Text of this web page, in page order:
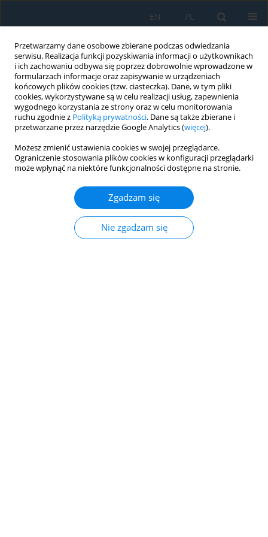
Przetwarzamy dane osobowe zbierane podczas odwiedzania
serwisu. Realizacja funkcji pozyskiwania informacji o użytkownikach
i ich zachowaniu odbywa się poprzez dobrowolnie wprowadzone w
formularzach informacje oraz zapisywanie w urządzeniach
końcowych plików cookies (tzw. ciasteczka). Dane, w tym pliki
cookies, wykorzystywane są w celu realizacji usług, zapewnienia
wygodnego korzystania ze strony oraz w celu monitorowania
ruchu zgodnie z Polityką prywatności. Dane są także zbierane i
przetwarzane przez narzędzie Google Analytics (więcej).
Możesz zmienić ustawienia cookies w swojej przeglądarce.
Ograniczenie stosowania plików cookies w konfiguracji przeglądarki
może wpłynąć na niektóre funkcjonalności dostępne na stronie.
Zgadzam się
Nie zgadzam się
PL
EN
Słowo kluczoweCement plant
Thermodynamic analysis of a waste heat
recovery power generation system in a cement
plant in southern Perú
Denilson Salvatierra Romero,Jesús Turpo Carrillo,Jorge Apaza
José Canazas Christofer Alex Diaz Arapa
Adv. Sci. Technol. Res. J. 2026; 20(8):53-69